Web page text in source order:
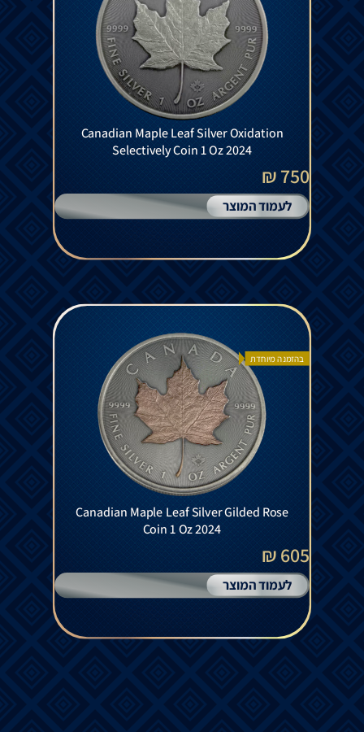
Canadian Maple Leaf Silver Oxidation
Selectively Coin 1 Oz 2024
750 ₪
לעמוד המוצר
בהזמנה מיוחדת
Canadian Maple Leaf Silver Gilded Rose
Coin 1 Oz 2024
605 ₪
לעמוד המוצר